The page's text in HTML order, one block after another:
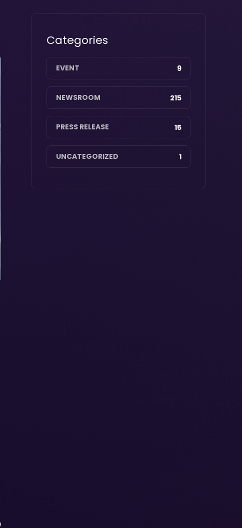
Categories
EVENT 9
NEWSROOM 215
PRESS RELEASE 15
UNCATEGORIZED 1